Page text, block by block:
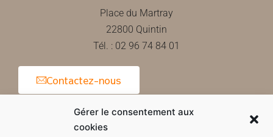
Gérer le consentement aux
cookies
Place du Martray
22800 Quintin
Tél. : 02 96 74 84 01
Contactez-nous